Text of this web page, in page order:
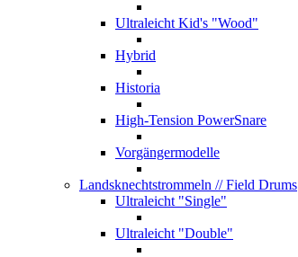
Ultraleicht Kid's "Wood"
Hybrid
Historia
High-Tension PowerSnare
Vorgängermodelle
Landsknechtstrommeln // Field Drums
Ultraleicht "Single"
Ultraleicht "Double"